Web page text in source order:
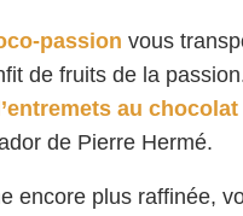
passion vous
de fruits de la
au
de Pierre Hermé.
encore plus raffinée,